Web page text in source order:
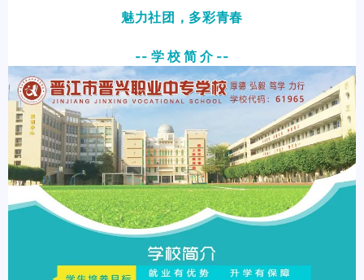
魅力社团， 多彩青春
-- 学 校 简 介 --